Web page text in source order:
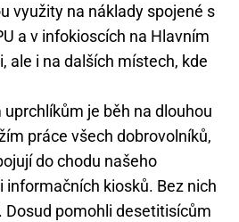
využity na náklady spojené s
a v infokioscích na Hlavním
ale i na dalších místech, kde
uprchlíkům je běh na dlouhou
práce všech dobrovolníků,
do chodu našeho
informačních kiosků. Bez nich
Dosud pomohli desetitisícům